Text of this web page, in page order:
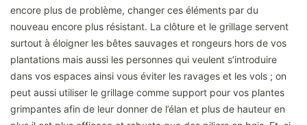
encore plus de problème, changer ces éléments par du
nouveau encore plus résistant. La clôture et le grillage servent
surtout à éloigner les bêtes sauvages et rongeurs hors de vos
plantations mais aussi les personnes qui veulent s’introduire
dans vos espaces ainsi vous éviter les ravages et les vols ; on
peut aussi utiliser le grillage comme support pour vos plantes
grimpantes afin de leur donner de l’élan et plus de hauteur en